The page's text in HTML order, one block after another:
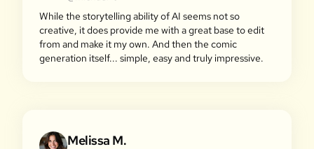
While the storytelling ability of AI seems not so
creative, it does provide me with a great base to edit
from and make it my own. And then the comic
generation itself... simple, easy and truly impressive.
Melissa M.